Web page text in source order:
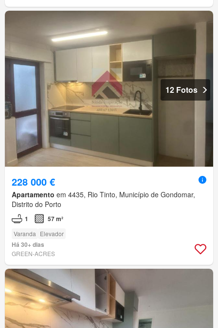
12 Fotos
228 000 €
Apartamento em 4435, Rio Tinto, Município de Gondomar,
Distrito do Porto
1 57 m²
Varanda Elevador
Há 30+ dias
GREEN-ACRES